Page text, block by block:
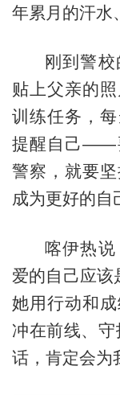
年累月的汗水
刚到警
贴上父亲的
训练任务，
提醒自己——
警察，就要
成为更好的自
喀伊热
爱的自己应该
她用行动和
冲在前线、
话，肯定会为